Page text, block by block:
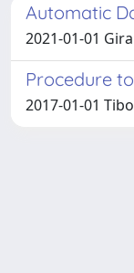
Automatic
2021-01-01
Procedure
2017-01-01